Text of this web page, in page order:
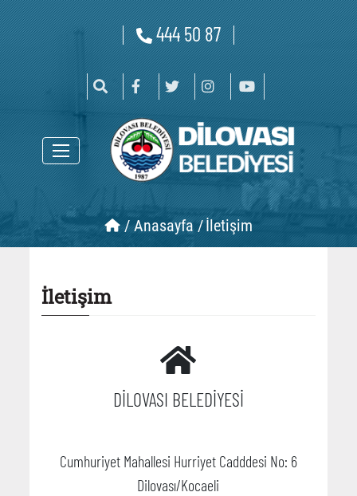
444 50 87
/Anasayfa /İletişim
İletişim
DİLOVASI BELEDİYESİ
Cumhuriyet Mahallesi Hurriyet Cadddesi No: 6
Dilovası/Kocaeli